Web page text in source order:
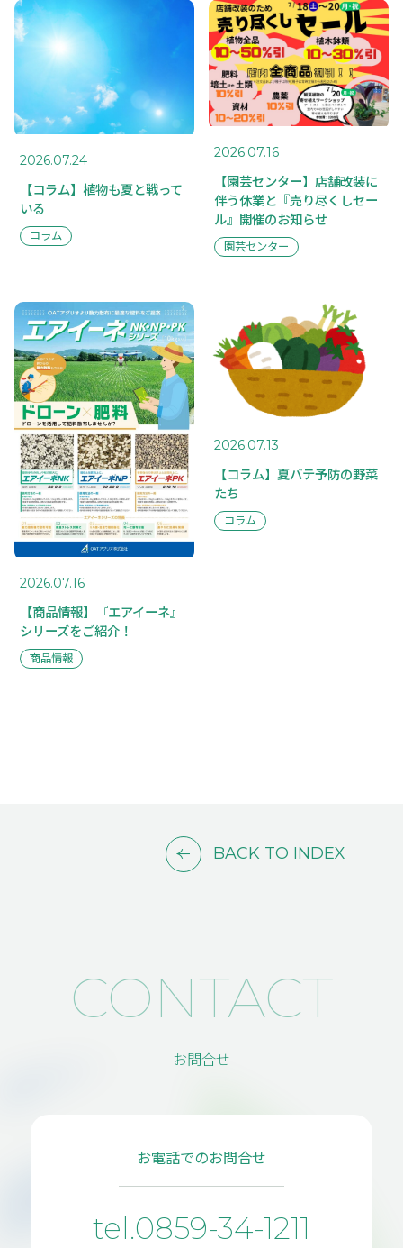
TOP
トップページ
ABOUT US
私たちに
ついて
会社概要
SUSTAINABILITY
サスティナ
ビリティ
RECRUIT
採用情報
TOPICS
MAIL FORM
PRIVACY POLICY
2026.07.24
【コラム】植物も夏と戦って
いる
コラム
2026.07.16
【園芸センター】店舗改装に
伴う休業と『売り尽くしセー
ル』開催のお知らせ
園芸センター
2026.07.16
【商品情報】『エアイーネ』
シリーズをご紹介！
商品情報
2026.07.13
【コラム】夏バテ予防の野菜
たち
コラム
BACK TO INDEX
CONTACT
お問合せ
お電話でのお問合せ
tel.0859-34-1211